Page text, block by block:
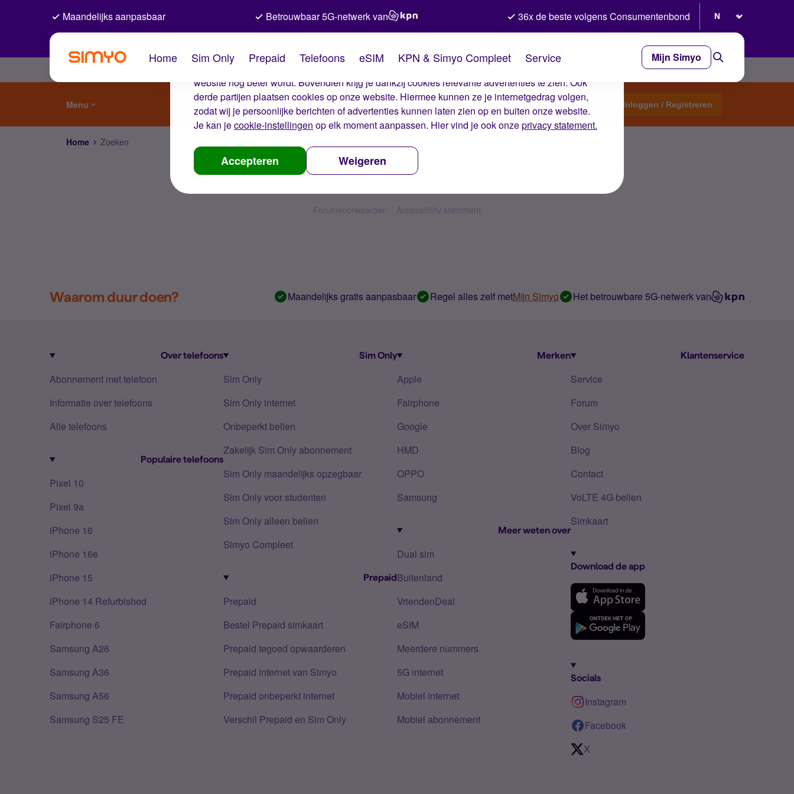
De cookies van Simyo
Wij gebruiken cookies op onze website. Met deze cookies zorgen wij ervoor dat je ervaring op de
website nog beter wordt. Bovendien krijg je dankzij cookies relevante advertenties te zien. Ook
derde partijen plaatsen cookies op onze website. Hiermee kunnen ze je internetgedrag volgen,
zodat wij je persoonlijke berichten of advertenties kunnen laten zien op en buiten onze website.
Je kan jecookie-instellingen op elk moment aanpassen. Hier vind je ook onzeprivacy statement.
Accepteren Weigeren
Maandelijks aanpasbaar Betrouwbaar 5G-netwerk van 36x de beste volgens Consumentenbond
Home Sim Only Prepaid Telefoons eSIM KPN & Simyo Compleet Service Mijn Simyo
Menu Start een topic Inloggen / Registreren
Home Zoeken
Forumvoorwaarden Accessibility statement
Waarom duur doen? Maandelijks gratis aanpasbaar Regel alles zelf metMijn Simyo Het betrouwbare 5G-netwerk van
Over telefoons
Abonnement met telefoon
Informatie over telefoons
Alle telefoons
Populaire telefoons
Pixel 10
Pixel 9a
iPhone 16
iPhone 16e
iPhone 15
iPhone 14 Refurbished
Fairphone 6
Samsung A26
Samsung A36
Samsung A56
Samsung S25 FE
Sim Only
Sim Only
Sim Only internet
Onbeperkt bellen
Zakelijk Sim Only abonnement
Sim Only maandelijks opzegbaar
Sim Only voor studenten
Sim Only alleen bellen
Simyo Compleet
Prepaid
Prepaid
Bestel Prepaid simkaart
Prepaid tegoed opwaarderen
Prepaid internet van Simyo
Prepaid onbeperkt internet
Verschil Prepaid en Sim Only
Merken
Apple
Fairphone
Google
HMD
OPPO
Samsung
Meer weten over
Dual sim
Buitenland
VriendenDeal
eSIM
Meerdere nummers
5G internet
Mobiel internet
Mobiel abonnement
Klantenservice
Service
Forum
Over Simyo
Blog
Contact
VoLTE 4G bellen
Simkaart
Download de app
Socials
Instagram
Facebook
X